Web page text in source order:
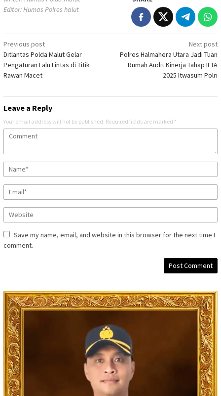
Editor: Humas Polres halut
Post
navigation
Previous post
Ditlantas Polda Malut Gelar
Pengaturan Lalu Lintas di Titik
Rawan Macet
Next post
Polres Halmahera Utara Jadi Tuan
Rumah Audit Kinerja Tahap II TA
2025 Itwasum Polri
Leave a Reply
Your email address will not be published. Required fields are marked *
Save my name, email, and website in this browser for the next time I
comment.